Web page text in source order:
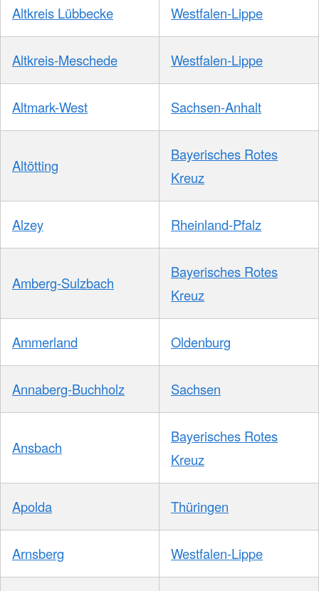
Altkreis Lübbecke Westfalen-Lippe
Altkreis-Meschede Westfalen-Lippe
Altmark-West Sachsen-Anhalt
Altötting
Bayerisches Rotes
Kreuz
Alzey Rheinland-Pfalz
Amberg-Sulzbach
Bayerisches Rotes
Kreuz
Ammerland Oldenburg
Annaberg-Buchholz Sachsen
Ansbach
Bayerisches Rotes
Kreuz
Apolda Thüringen
Arnsberg Westfalen-Lippe